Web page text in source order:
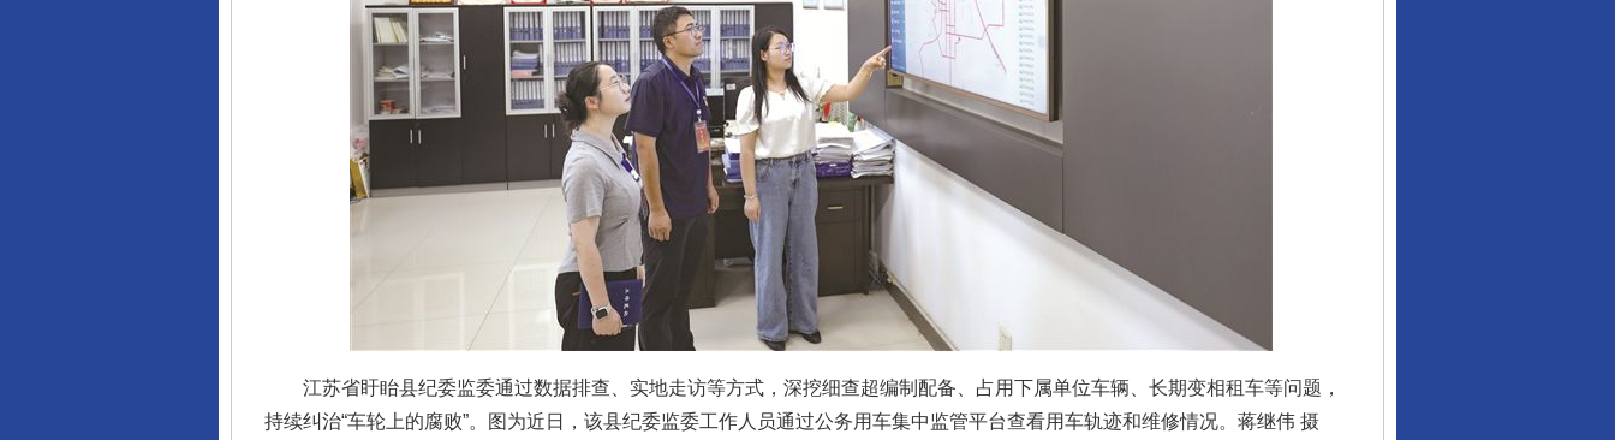
江苏省盱眙县纪委监委通过数据排查、实地走访等方式，深挖细查超编制配备、占用下属单位车辆、长期变相租车等问题，
持续纠治“车轮上的腐败”。图为近日，该县纪委监委工作人员通过公务用车集中监管平台查看用车轨迹和维修情况。蒋继伟 摄